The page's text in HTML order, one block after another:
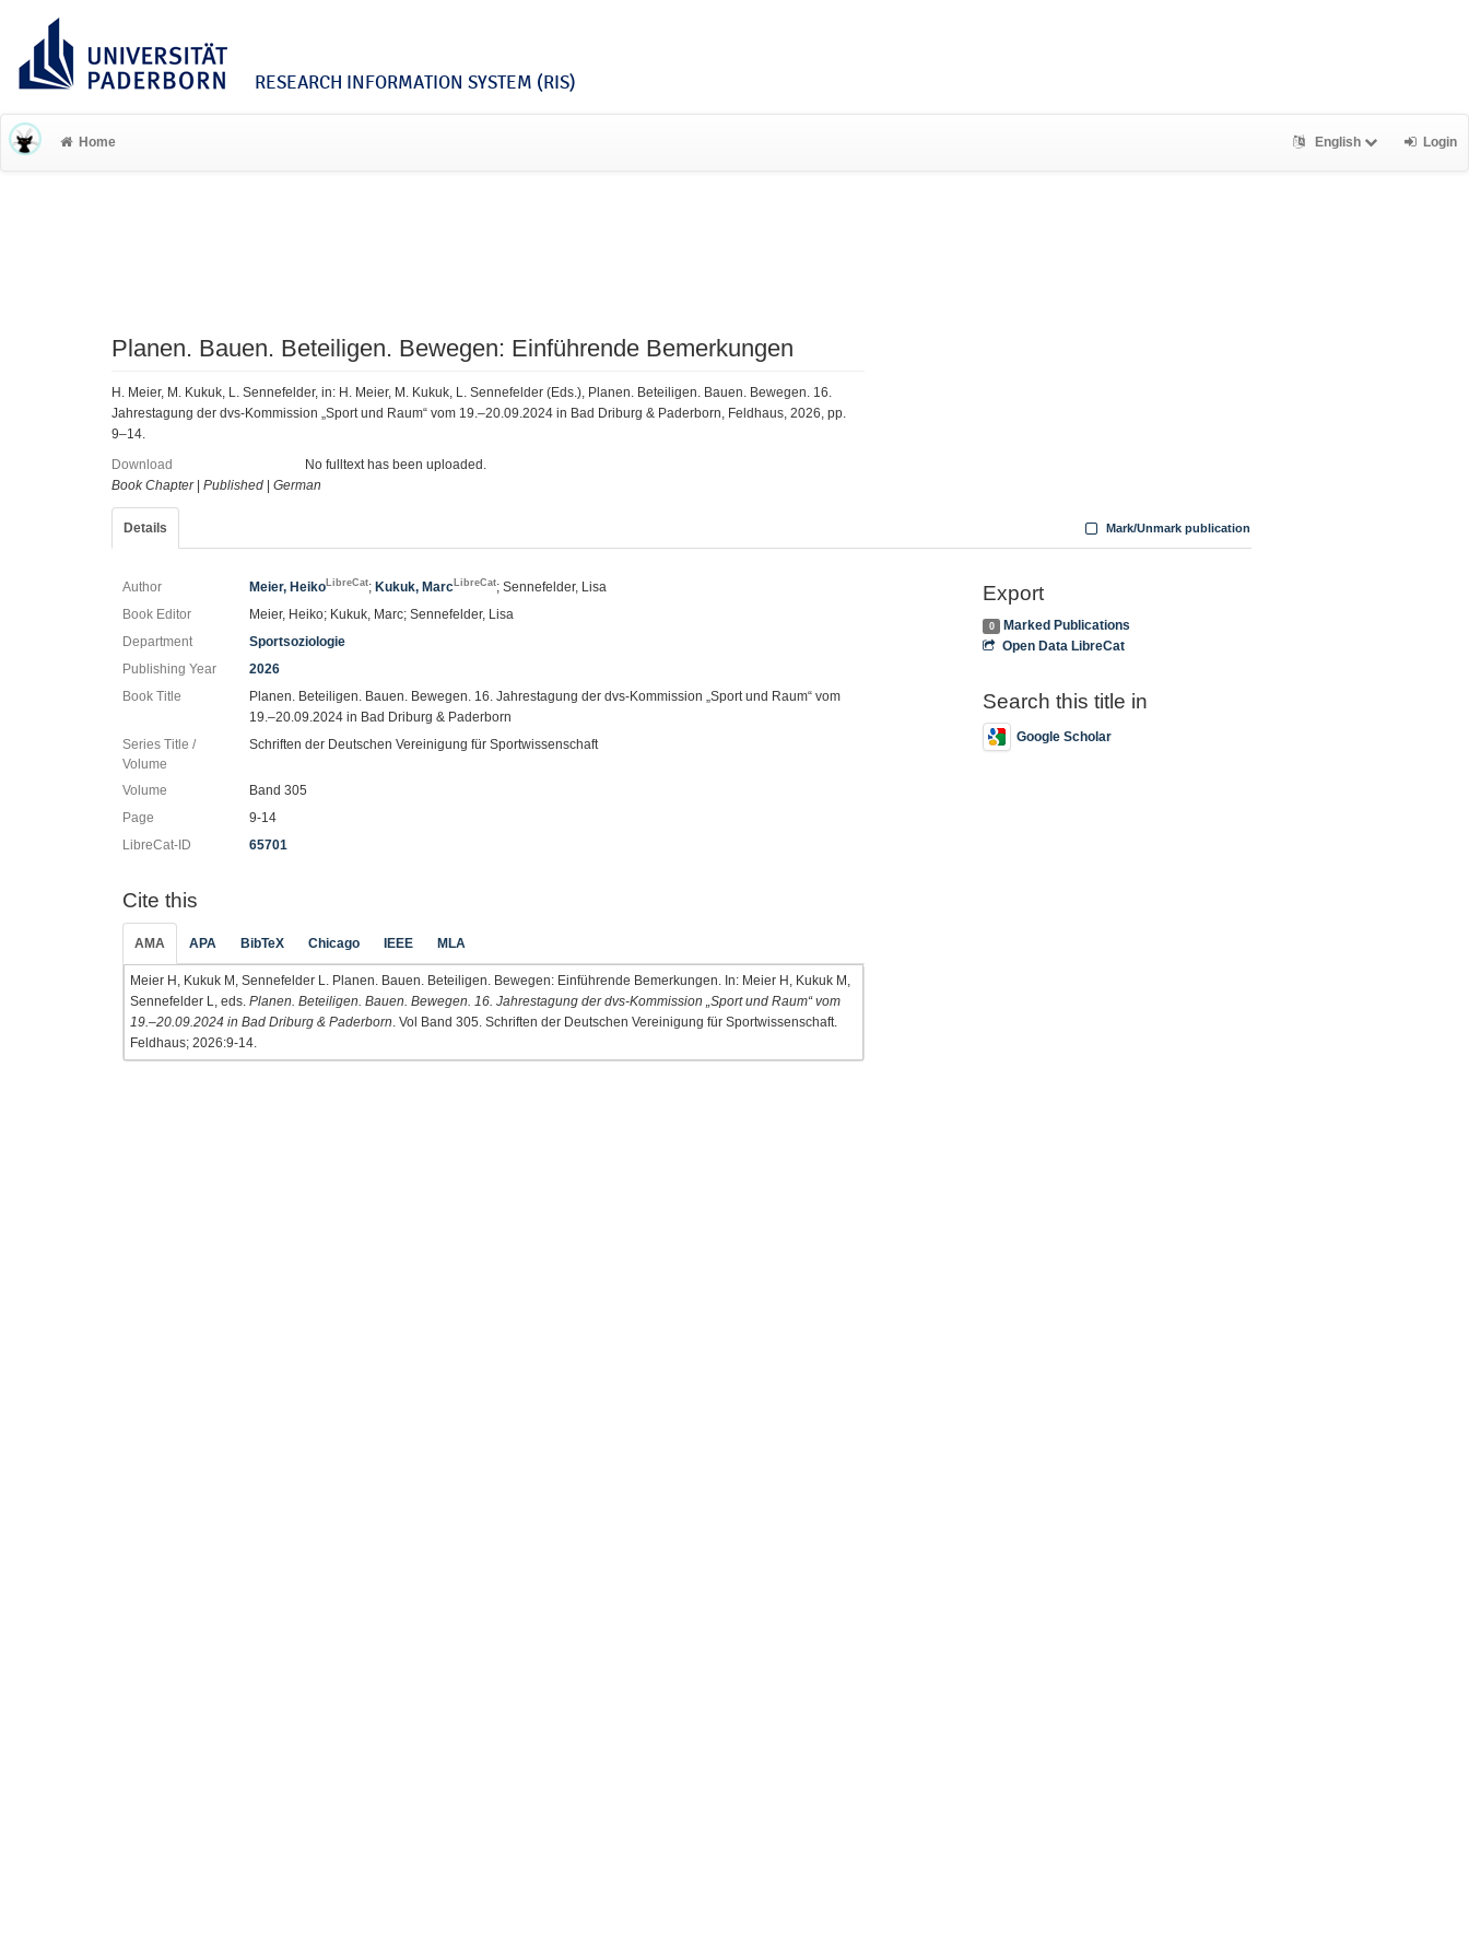
RESEARCH INFORMATION SYSTEM (RIS)
Home English Login
Planen. Bauen. Beteiligen. Bewegen: Einführende Bemerkungen
H. Meier, M. Kukuk, L. Sennefelder, in: H. Meier, M. Kukuk, L. Sennefelder (Eds.), Planen. Beteiligen. Bauen. Bewegen. 16.
Jahrestagung der dvs-Kommission „Sport und Raum“ vom 19.–20.09.2024 in Bad Driburg & Paderborn, Feldhaus, 2026, pp.
9–14.
Download
No fulltext has been uploaded.
Book Chapter| Published German
Details Mark/Unmark publication
Author Meier, HeikoLibreCat; Kukuk, MarcLibreCat; Sennefelder, Lisa
Book Editor
Meier, Heiko; Kukuk, Marc; Sennefelder, Lisa
Department
Sportsoziologie
Publishing Year
2026
Book Title
Planen. Beteiligen. Bauen. Bewegen. 16. Jahrestagung der dvs-Kommission „Sport und Raum“ vom
19.–20.09.2024 in Bad Driburg & Paderborn
Series Title /
Volume
Schriften der Deutschen Vereinigung für Sportwissenschaft
Volume
Band 305
Page
9-14
LibreCat-ID
65701
Cite this
AMA APA BibTeX Chicago IEEE MLA
Meier H, Kukuk M, Sennefelder L. Planen. Bauen. Beteiligen. Bewegen: Einführende Bemerkungen. In: Meier H, Kukuk M,
Sennefelder L, eds. Planen. Beteiligen. Bauen. Bewegen. 16. Jahrestagung der dvs-Kommission „Sport und Raum“ vom
19.–20.09.2024 in Bad Driburg & Paderborn . Vol Band 305. Schriften der Deutschen Vereinigung für Sportwissenschaft.
Feldhaus; 2026:9-14.
Export
0
Marked Publications
Open Data LibreCat
Search this title in
Google Scholar